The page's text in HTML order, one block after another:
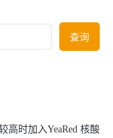
查询
高时加入YeaRed 核酸